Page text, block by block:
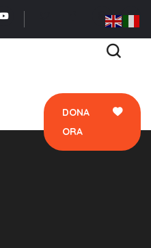
DONA
ORA